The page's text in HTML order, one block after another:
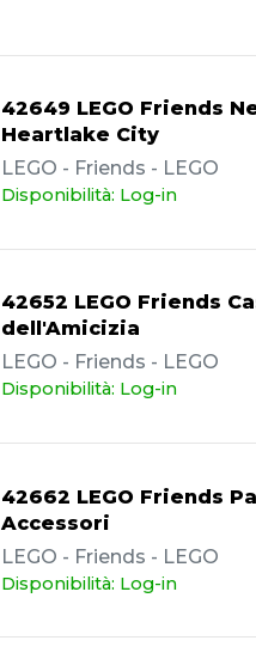
42649 LEGO Friends
Heartlake City
LEGO - Friends - LEGO
Disponibilità: Log-in
42652 LEGO Friends
dell'Amicizia
LEGO - Friends - LEGO
Disponibilità: Log-in
42662 LEGO Friends
Accessori
LEGO - Friends - LEGO
Disponibilità: Log-in